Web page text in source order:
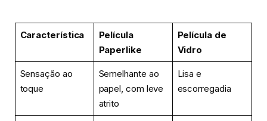
Característica
Película
Paperlike
Película de
Vidro
Sensação ao
toque
Semelhante ao
papel, com leve
atrito
Lisa e
escorregadia